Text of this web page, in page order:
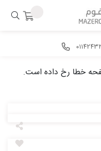
خطا رخ داده است.